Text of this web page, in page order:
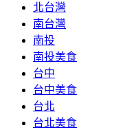
北台灣
南台灣
南投
南投美食
台中
台中美食
台北
台北美食